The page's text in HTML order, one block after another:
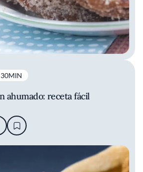
30MIN
ahumado​: receta fácil